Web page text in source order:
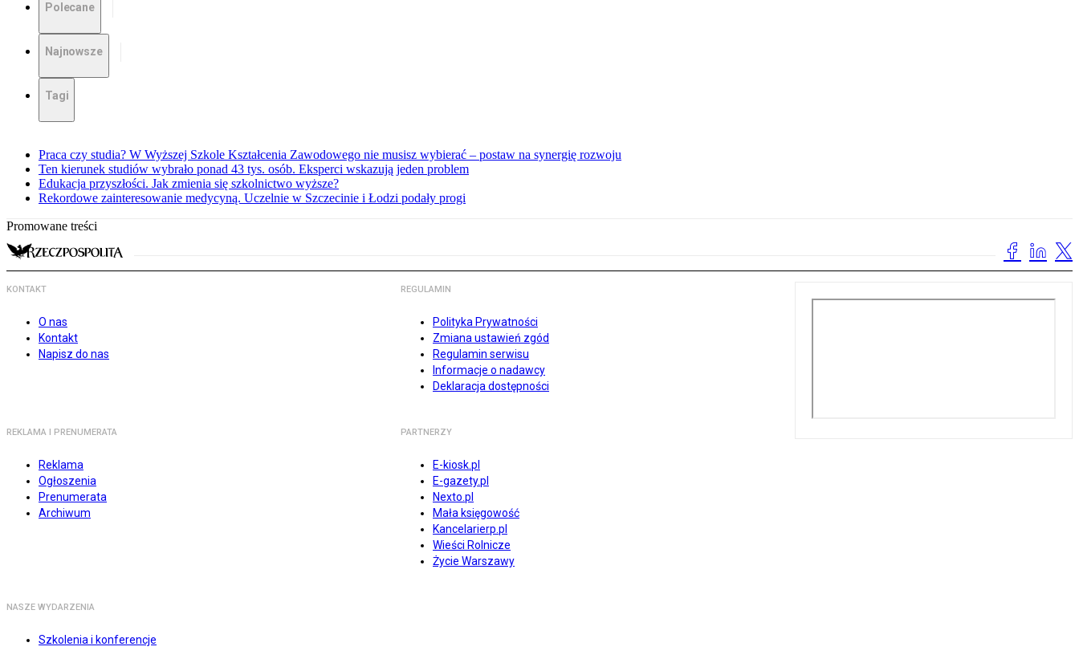
Polecane
Najnowsze
Tagi
Praca czy studia? W Wyższej Szkole Kształcenia Zawodowego nie musisz wybierać – postaw na synergię rozwoju
Ten kierunek studiów wybrało ponad 43 tys. osób. Eksperci wskazują jeden problem
Edukacja przyszłości. Jak zmienia się szkolnictwo wyższe?
Rekordowe zainteresowanie medycyną. Uczelnie w Szczecinie i Łodzi podały progi
Promowane treści
KONTAKT
O nas
Kontakt
Napisz do nas
REGULAMIN
Polityka Prywatności
Zmiana ustawień zgód
Regulamin serwisu
Informacje o nadawcy
Deklaracja dostępności
REKLAMA I PRENUMERATA
Reklama
Ogłoszenia
Prenumerata
Archiwum
PARTNERZY
E-kiosk.pl
E-gazety.pl
Nexto.pl
Mała księgowość
Kancelarierp.pl
Wieści Rolnicze
Życie Warszawy
NASZE WYDARZENIA
Szkolenia i konferencje